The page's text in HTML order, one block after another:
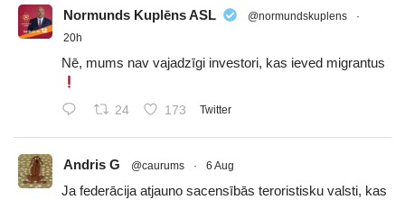
Normunds Kuplēns ASL @normundskuplens
·
20h
Nē, mums nav vajadzīgi investori, kas ieved migrantus
24 173 Twitter
Andris G @caurums · 6 Aug
Ja federācija atjauno sacensībās teroristisku valsti, kas